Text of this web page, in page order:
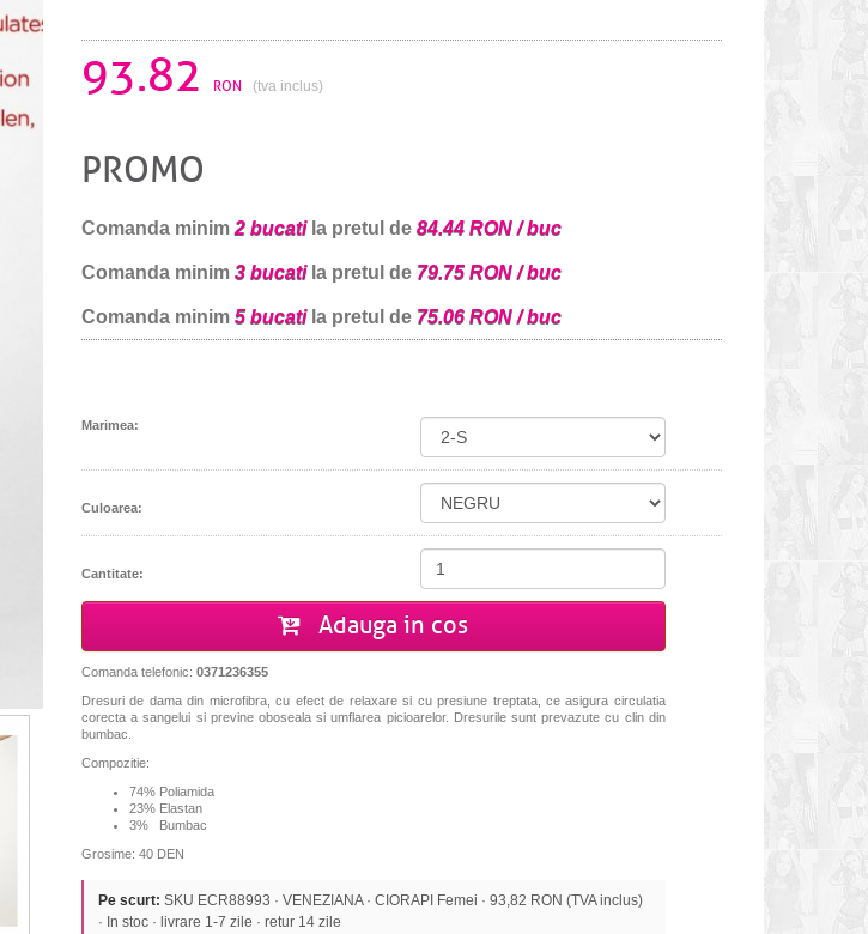
93.82 RON (tva inclus)
PROMO
Comanda minim 2 bucatila pretul de 84.44 RON / buc
Comanda minim 3 bucatila pretul de 79.75 RON / buc
Comanda minim 5 bucatila pretul de 75.06 RON / buc
Marimea:
Culoarea:
Cantitate:
Adauga in cos
Comanda telefonic: 0371236355
Dresuri de dama din microfibra, cu efect de relaxare si cu presiune treptata, ce asigura circulatia
corecta a sangelui si previne oboseala si umflarea picioarelor. Dresurile sunt prevazute cu clin din
bumbac.
Compozitie:
74% Poliamida
23% Elastan
3% Bumbac
Grosime: 40 DEN
Pe scurt: SKU ECR88993 · VENEZIANA · CIORAPI Femei · 93,82 RON (TVA inclus)
· In stoc · livrare 1-7 zile · retur 14 zile